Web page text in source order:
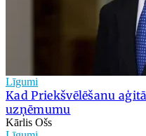
Līgumi
Kad Priekšvēlēšanu
uzņēmumu
Kārlis Ošs